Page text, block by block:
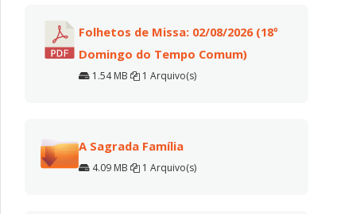
Folhetos de Missa: 02/08/2026 (18º
Domingo do Tempo Comum)
1.54 MB 1 Arquivo(s)
A Sagrada Família
4.09 MB 1 Arquivo(s)